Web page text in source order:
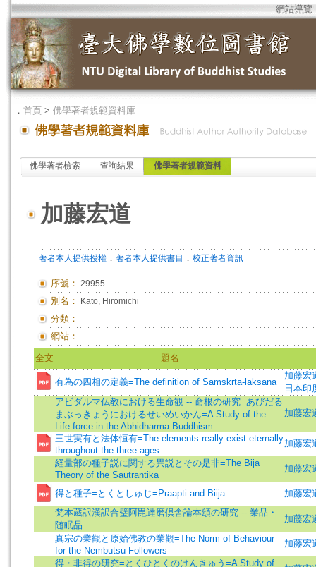
網站導覽
． 首頁 > 佛學著者規範資料庫
佛學著者檢索 查詢結果 佛學著者規範資料
加藤宏道
著者本人提供授權 ． 著者本人提供書目 ． 校正著者資訊
序號： 29955
別名： Kato, Hiromichi
分類：
網站：
全文 題名
有為の四相の定義=The definition of Samskrta-laksana
加藤宏
日本印
アビダルマ仏教における生命観 -- 命根の研究=あびだる
まぶっきょうにおけるせいめいかん=A Study of the
Life-force in the Abhidharma Buddhism
加藤宏
三世実有と法体恒有=The elements really exist eternally
throughout the three ages
加藤宏
経量部の種子説に関する異説とその是非=The Bija
Theory of the Sautrantika
加藤宏
得と種子=とくとしゅじ=Praapti and Biija
加藤宏
梵本蔵訳漢訳合璧阿毘達磨倶舎論本頌の研究 -- 業品・
随眠品
加藤宏
真宗の業觀と原始佛教の業觀=The Norm of Behaviour
for the Nembutsu Followers
加藤宏
得・非得の研究=とくひとくのけんきゅう=A Study of